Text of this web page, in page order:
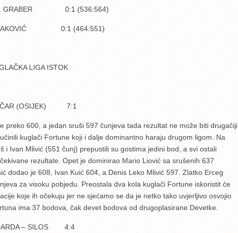
N. GRABER 0:1 (536:564)
MAKOVIĆ 0:1 (464:551)
LIGA ISTOK
(OSIJEK) 7:1
preko 600, a jedan sruši 597 čunjeva tada rezultat ne može biti drugačiji
kuglači Fortune koji i dalje dominantno haraju drugom ligom. Na
i Ivan Mlivić (551 čunj) prepustili su gostima jedini bod, a svi ostali
rezultate. Opet je dominirao Mario Liović sa srušenih 637
dodao je 608, Ivan Kuić 604, a Denis Leko Mlivić 597. Zlatko Erceg
za visoku pobjedu. Preostala dva kola kuglači Fortune iskoristit će
koje ih očekuju jer ne sjećamo se da je netko tako uvjerljivo osvojio
ima 37 bodova, čak devet bodova od drugoplasirane Devetke.
DARDA – SILOS 4:4